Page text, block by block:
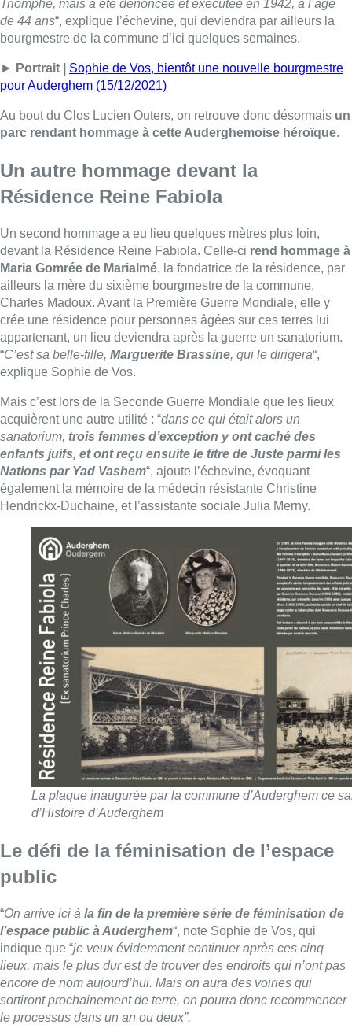
Triomphe, mais a été dénoncée et exécutée en 1942, à l’âge
de 44 ans“, explique l’échevine, qui deviendra par ailleurs la
bourgmestre de la commune d’ici quelques semaines.
► Portrait |
Sophie de Vos, bientôt une nouvelle bourgmestre
pour Auderghem (15/12/2021)
Au bout du Clos Lucien Outers, on retrouve donc désormais un
parc rendant hommage à cette Auderghemoise héroïque.
Un autre hommage devant la
Résidence Reine Fabiola
Un second hommage a eu lieu quelques mètres plus loin,
devant la Résidence Reine Fabiola. Celle-ci rend hommage à
Maria Gomrée de Marialmé, la fondatrice de la résidence, par
ailleurs la mère du sixième bourgmestre de la commune,
Charles Madoux. Avant la Première Guerre Mondiale, elle y
crée une résidence pour personnes âgées sur ces terres lui
appartenant, un lieu deviendra après la guerre un sanatorium.
“C’est sa belle-fille, Marguerite Brassine, qui le dirigera“,
explique Sophie de Vos.
Mais c’est lors de la Seconde Guerre Mondiale que les lieux
acquièrent une autre utilité : “dans ce qui était alors un
sanatorium, trois femmes d’exception y ont caché des
enfants juifs, et ont reçu ensuite le titre de Juste parmi les
Nations par Yad Vashem“, ajoute l’échevine, évoquant
également la mémoire de la médecin résistante Christine
Hendrickx-Duchaine, et l’assistante sociale Julia Merny.
La plaque inaugurée par la commune d’Auderghem ce
d’Histoire d’Auderghem
Le défi de la féminisation de l’espace
public
“On arrive ici à la fin de la première série de féminisation de
l’espace public à Auderghem“, note Sophie de Vos, qui
indique que “je veux évidemment continuer après ces cinq
lieux, mais le plus dur est de trouver des endroits qui n’ont pas
encore de nom aujourd’hui. Mais on aura des voiries qui
sortiront prochainement de terre, on pourra donc recommencer
le processus dans un an ou deux”.